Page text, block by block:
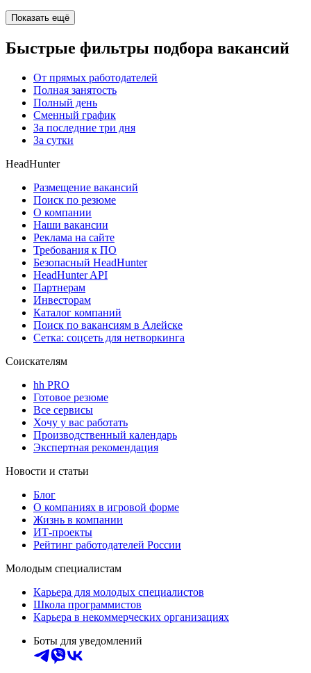
Показать ещё
Быстрые фильтры подбора вакансий
От прямых работодателей
Полная занятость
Полный день
Сменный график
За последние три дня
За сутки
HeadHunter
Размещение вакансий
Поиск по резюме
О компании
Наши вакансии
Реклама на сайте
Требования к ПО
Безопасный HeadHunter
HeadHunter API
Партнерам
Инвесторам
Каталог компаний
Поиск по вакансиям в Алейске
Сетка: соцсеть для нетворкинга
Соискателям
hh PRO
Готовое резюме
Все сервисы
Хочу у вас работать
Производственный календарь
Экспертная рекомендация
Новости и статьи
Блог
О компаниях в игровой форме
Жизнь в компании
ИТ-проекты
Рейтинг работодателей России
Молодым специалистам
Карьера для молодых специалистов
Школа программистов
Карьера в некоммерческих организациях
Боты для уведомлений